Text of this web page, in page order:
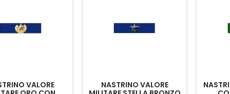
VALORE
NASTRINO VALORE